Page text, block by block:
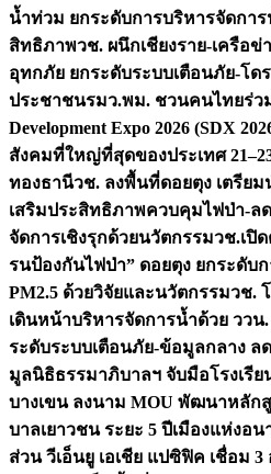
น้ำท่วม ยกระดับการบริหารจัดกา
สิทธิภาพวช. ผนึกเชียงราย-เครือ
อุทกภัย ยกระดับระบบเตือนภัย-โด
ประชาชนรมว.พม. ชวนคนไทยร่ว
Development Expo 2026 (SDX
สังคมที่ใหญ่ที่สุดของประเทศ
ทองธานีวช. ลงพื้นที่ดอยตุง เตรีย
เสริมประสิทธิภาพควบคุมไฟป่า-ล
จัดการเชิงรุกด้วยนวัตกรรมวช.เปิ
รนป้องกันไฟป่า” ดอยตุง ยกระดับ
PM2.5 ด้วยวิจัยและนวัตกรรมวช.
เดินหน้าบริหารจัดการน้ำด้วย วว
ระดับระบบเตือนภัย-ข้อมูลกลาง ล
มูลนิธิธรรมาภิบาลฯ จับมือโรงเรี
บางเขน ลงนาม MOU พัฒนาหลัก
บาลเยาวชน ระยะ 5 ปีเมืองแห่งอ
ส่วน วีเอ็นยู เอเชีย แปซิฟิค เชื่อม